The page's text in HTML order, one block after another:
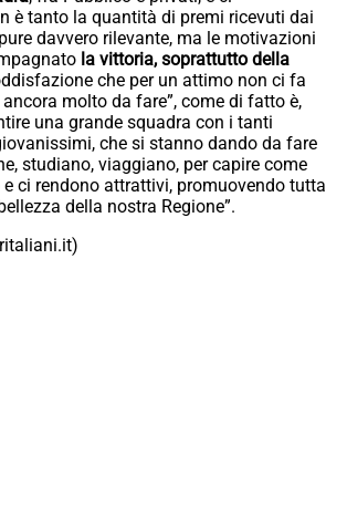
è tanto la quantità di premi ricevuti dai
davvero rilevante, ma le motivazioni
la vittoria, soprattutto della
che per un attimo non ci fa
ancora molto da fare”, come di fatto è,
una grande squadra con i tanti
che si stanno dando da fare
studiano, viaggiano, per capire come
ci rendono attrattivi, promuovendo tutta
della nostra Regione”.